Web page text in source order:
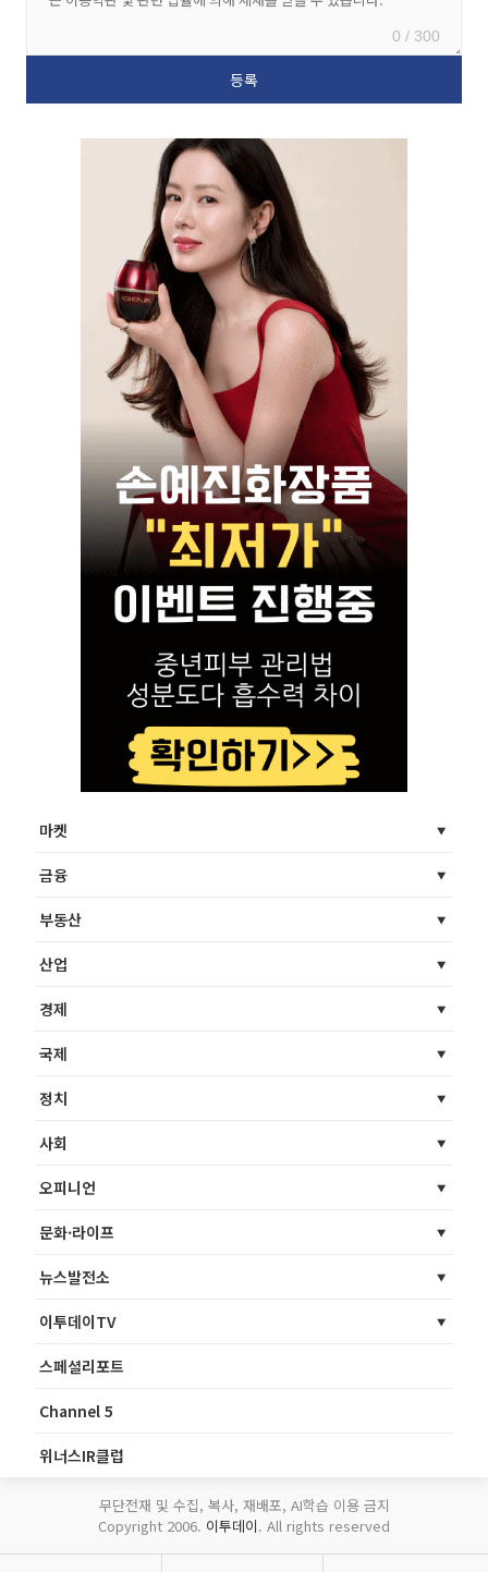
0 / 300
마켓
금융
부동산
산업
경제
국제
정치
사회
오피니언
문화·라이프
뉴스발전소
이투데이TV
스페셜리포트
Channel 5
위너스IR클럽
무단전재 및 수집, 복사, 재배포, AI학습 이용 금지
Copyright 2006. 이투데이. All rights reserved